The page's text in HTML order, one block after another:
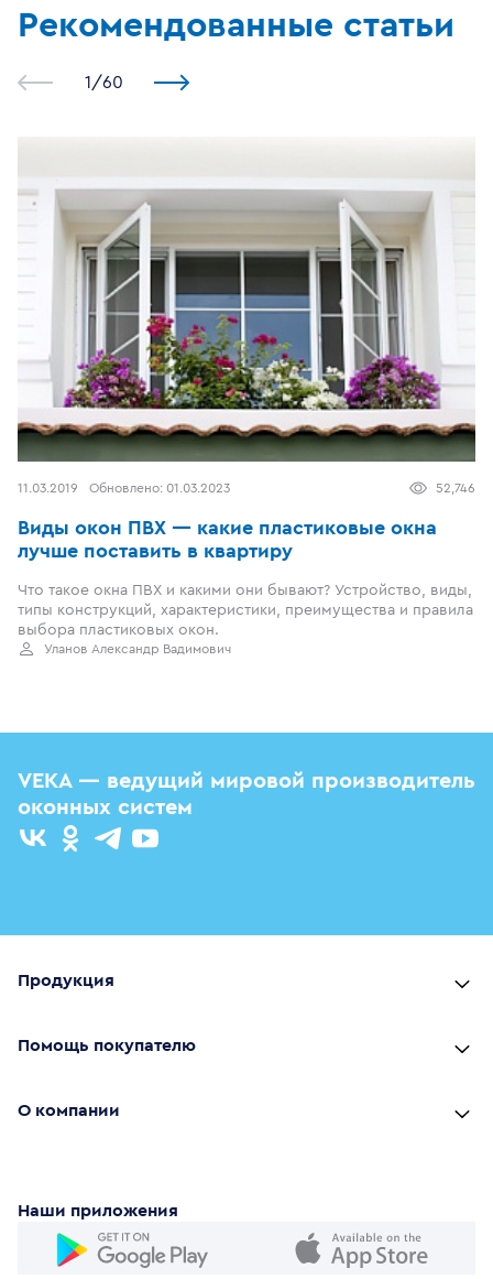
Рекомендованные статьи
1 /60
11.03.2019 Обновлено: 01.03.2023 52,746
Виды окон ПВХ — какие пластиковые окна
лучше поставить в квартиру
Что такое окна ПВХ и какими они бывают? Устройство, виды,
типы конструкций, характеристики, преимущества и правила
выбора пластиковых окон.
Уланов Александр Вадимович
VEKA — ведущий мировой производитель
оконных систем
Продукция
Помощь покупателю
О компании
Наши приложения